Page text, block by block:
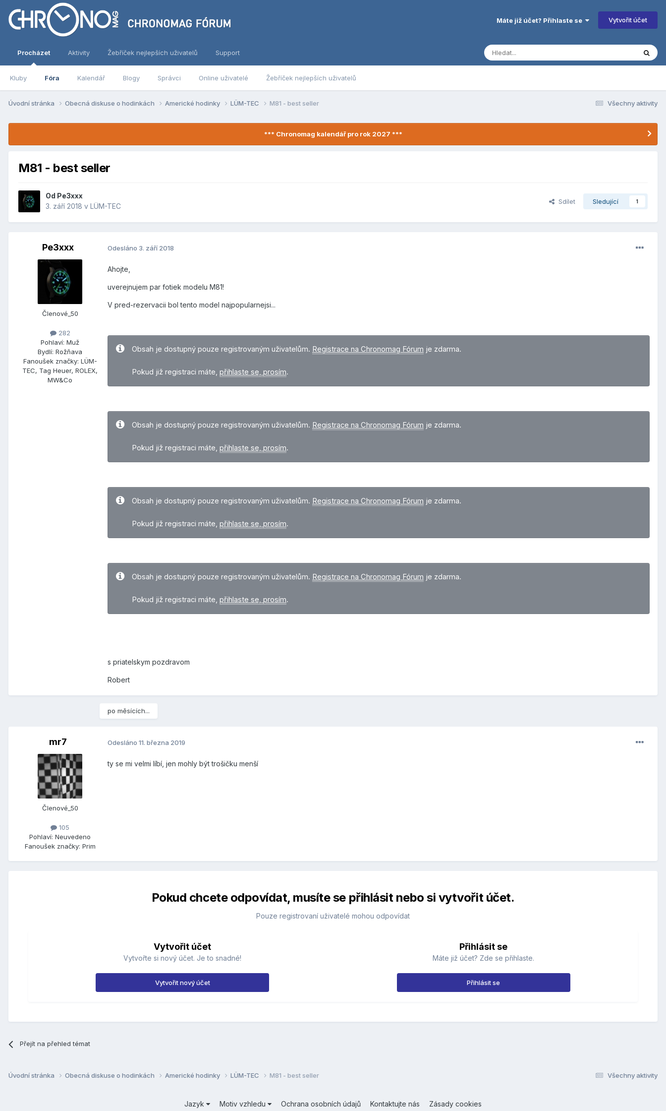
Máte již účet? Přihlaste se Vytvořit účet
Procházet
Kluby Fóra Kalendář Blogy Správci Online uživatelé Žebříček nejlepších uživatelů
Aktivity Žebříček nejlepších uživatelů Support
Všechny aktivity
Úvodní stránka Obecná diskuse o hodinkách Americké hodinky LÜM-TEC M81 - best seller
*** Chronomag kalendář pro rok 2027 ***
M81 - best seller
Od Pe3xxx
3. září 2018 v LÜM-TEC
Sdílet Sledující 1
Pe3xxx
Členové_50
282
Pohlaví: Muž
Bydlí: Rožňava
Fanoušek značky: LÜM-
TEC, Tag Heuer, ROLEX,
MW&Co
Odesláno 3. září 2018
Ahojte,
uverejnujem par fotiek modelu M81!
V pred-rezervacii bol tento model najpopularnejsi...
Obsah je dostupný pouze registrovaným uživatelům. Registrace na Chronomag Fórum je zdarma.
Pokud již registraci máte, přihlaste se, prosím.
Obsah je dostupný pouze registrovaným uživatelům. Registrace na Chronomag Fórum je zdarma.
Pokud již registraci máte, přihlaste se, prosím.
Obsah je dostupný pouze registrovaným uživatelům. Registrace na Chronomag Fórum je zdarma.
Pokud již registraci máte, přihlaste se, prosím.
Obsah je dostupný pouze registrovaným uživatelům. Registrace na Chronomag Fórum je zdarma.
Pokud již registraci máte, přihlaste se, prosím.
s priatelskym pozdravom
Robert
po měsících...
mr7
Členové_50
105
Pohlaví: Neuvedeno
Fanoušek značky: Prim
Odesláno 11. března 2019
ty se mi velmi líbí, jen mohly být trošičku menší
Pokud chcete odpovídat, musíte se přihlásit nebo si vytvořit účet.
Pouze registrovaní uživatelé mohou odpovídat
Vytvořit účet
Vytvořte si nový účet. Je to snadné!
Vytvořit nový účet
Přihlásit se
Máte již účet? Zde se přihlaste.
Přihlásit se
Přejít na přehled témat
Všechny aktivity
Úvodní stránka Obecná diskuse o hodinkách Americké hodinky LÜM-TEC M81 - best seller
Jazyk Motiv vzhledu Ochrana osobních údajů Kontaktujte nás Zásady cookies